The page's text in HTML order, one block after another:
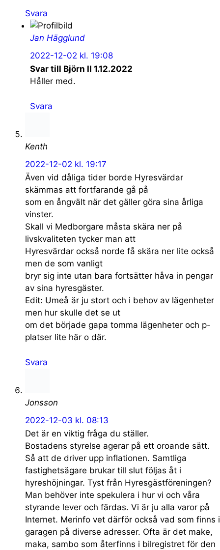
Svara
Jan Hägglund
2022-12-02 kl. 19:08
Svar till Björn II 1.12.2022
Håller med.
Svara
Kenth
2022-12-02 kl. 19:17
Även vid dåliga tider borde Hyresvärdar
skämmas att fortfarande gå på
som en ångvält när det gäller göra sina årliga
vinster.
Skall vi Medborgare måsta skära ner på
livskvaliteten tycker man att
Hyresvärdar också norde få skära ner lite också
men de som vanligt
bryr sig inte utan bara fortsätter håva in pengar
av sina hyresgäster.
Edit: Umeå är ju stort och i behov av lägenheter
men hur skulle det se ut
om det började gapa tomma lägenheter och p-
platser lite här o där.
Svara
Jonsson
2022-12-03 kl. 08:13
Det är en viktig fråga du ställer.
Bostadens styrelse agerar på ett oroande sätt.
Så att de driver upp inflationen. Samtliga
fastighetsägare brukar till slut följas åt i
hyreshöjningar. Tyst från Hyresgästföreningen?
Man behöver inte spekulera i hur vi och våra
styrande lever och färdas. Vi är ju alla varor på
Internet. Merinfo vet därför också vad som finns i
garagen på diverse adresser. Ofta är det make,
maka, sambo som återfinns i bilregistret för den